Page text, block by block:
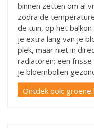
binnen zetten om al
zodra de
de tuin, op het
je extra lang van je
plek, maar niet in
radiatoren; een
je bloembollen
Ontdek ook: groene